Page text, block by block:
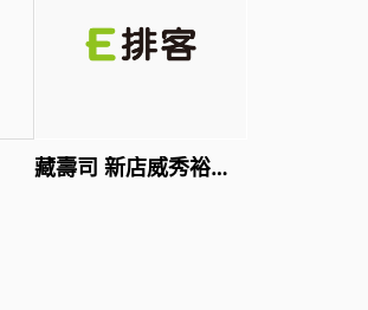
藏壽司 新店威秀裕隆店